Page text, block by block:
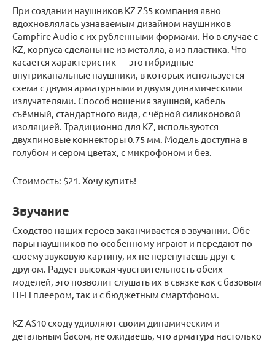
При создании наушников KZ ZS5 компания явно
вдохновлялась узнаваемым дизайном наушников
Campfire Audio с их рубленными формами. Но в случае с
KZ, корпуса сделаны не из металла, а из пластика. Что
касается характеристик — это гибридные
внутриканальные наушники, в которых используется
схема с двумя арматурными и двумя динамическими
излучателями. Способ ношения заушной, кабель
съёмный, стандартного вида, с чёрной силиконовой
изоляцией. Традиционно для KZ, используются
двухпиновые коннекторы 0.75 мм. Модель доступна в
голубом и сером цветах, с микрофоном и без.
Стоимость: $21. Хочу купить!
Звучание
Сходство наших героев заканчивается в звучании. Обе
пары наушников по-особенному играют и передают по-
своему звуковую картину, их не перепутаешь друг с
другом. Радует высокая чувствительность обеих
моделей, это позволит слушать их в связке как с базовым
Hi-Fi плеером, так и с бюджетным смартфоном.
KZ AS10 сходу удивляют своим динамическим и
детальным басом, не ожидаешь, что арматура настолько